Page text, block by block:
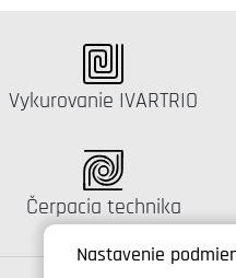
Nastavenie
Katalógus:
Vykurovanie IVARTRIO
Katalógus:
Čerpacia technika